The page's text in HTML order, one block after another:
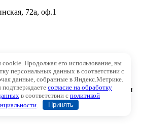
72а, оф.1
В ближайшее время с вами
Продолжая его использование, вы
персональных данных в соответствии с
данные, собранные в Яндекс.Метрике.
согласие на обработку
в соответствии с политикой
. Принять